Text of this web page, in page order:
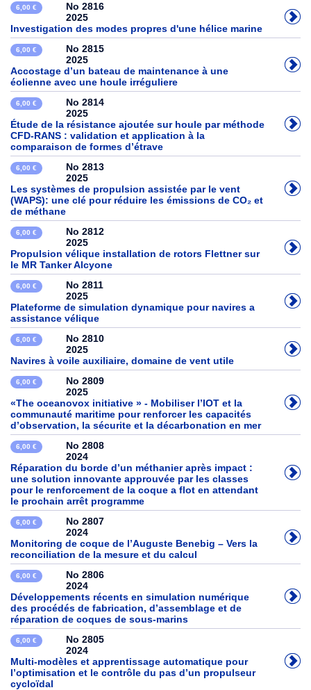
6,00 €
No 2816
2025
Investigation des modes propres d'une hélice marine
6,00 €
No 2815
2025
Accostage d’un bateau de maintenance à une
éolienne avec une houle irréguliere
6,00 €
No 2814
2025
Étude de la résistance ajoutée sur houle par méthode
CFD-RANS : validation et application à la
comparaison de formes d’étrave
6,00 €
No 2813
2025
Les systèmes de propulsion assistée par le vent
(WAPS): une clé pour réduire les émissions de CO₂ et
de méthane
6,00 €
No 2812
2025
Propulsion vélique installation de rotors Flettner sur
le MR Tanker Alcyone
6,00 €
No 2811
2025
Plateforme de simulation dynamique pour navires a
assistance vélique
6,00 €
No 2810
2025
Navires à voile auxiliaire, domaine de vent utile
6,00 €
No 2809
2025
«The oceanovox initiative » - Mobiliser l’IOT et la
communauté maritime pour renforcer les capacités
d’observation, la sécurite et la décarbonation en mer
6,00 €
No 2808
2024
Réparation du borde d’un méthanier après impact :
une solution innovante approuvée par les classes
pour le renforcement de la coque a flot en attendant
le prochain arrêt programme
6,00 €
No 2807
2024
Monitoring de coque de l’Auguste Benebig – Vers la
reconciliation de la mesure et du calcul
6,00 €
No 2806
2024
Développements récents en simulation numérique
des procédés de fabrication, d’assemblage et de
réparation de coques de sous-marins
6,00 €
No 2805
2024
Multi-modèles et apprentissage automatique pour
l’optimisation et le contrôle du pas d’un propulseur
cycloïdal